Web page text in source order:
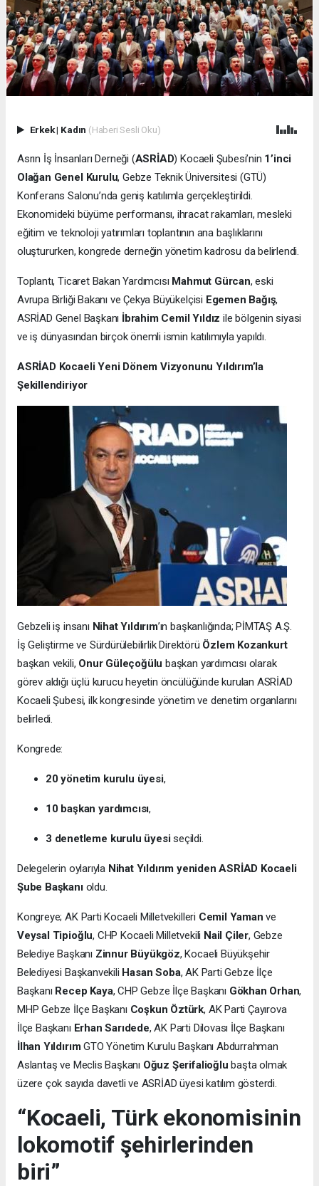
Erkek| Kadın (Haberi Sesli Oku)
Asrın İş İnsanları Derneği (ASRİAD) Kocaeli Şubesi’nin 1’inci
Olağan Genel Kurulu, Gebze Teknik Üniversitesi (GTÜ)
Konferans Salonu’nda geniş katılımla gerçekleştirildi.
Ekonomideki büyüme performansı, ihracat rakamları, mesleki
eğitim ve teknoloji yatırımları toplantının ana başlıklarını
oluştururken, kongrede derneğin yönetim kadrosu da belirlendi.
Toplantı, Ticaret Bakan Yardımcısı Mahmut Gürcan, eski
Avrupa Birliği Bakanı ve Çekya Büyükelçisi Egemen Bağış,
ASRİAD Genel Başkanı İbrahim Cemil Yıldız ile bölgenin siyasi
ve iş dünyasından birçok önemli ismin katılımıyla yapıldı.
ASRİAD Kocaeli Yeni Dönem Vizyonunu Yıldırım’la
Şekillendiriyor
Gebzeli iş insanı Nihat Yıldırım’ın başkanlığında; PİMTAŞ A.Ş.
İş Geliştirme ve Sürdürülebilirlik Direktörü Özlem Kozankurt
başkan vekili, Onur Güleçoğülu başkan yardımcısı olarak
görev aldığı üçlü kurucu heyetin öncülüğünde kurulan ASRİAD
Kocaeli Şubesi, ilk kongresinde yönetim ve denetim organlarını
belirledi.
Kongrede:
20 yönetim kurulu üyesi,
10 başkan yardımcısı,
3 denetleme kurulu üyesiseçildi.
Delegelerin oylarıyla Nihat Yıldırım yeniden ASRİAD Kocaeli
Şube Başkanıoldu.
Kongreye; AK Parti Kocaeli Milletvekilleri Cemil Yaman ve
Veysal Tipioğlu, CHP Kocaeli Milletvekili Nail Çiler, Gebze
Belediye Başkanı Zinnur Büyükgöz, Kocaeli Büyükşehir
Belediyesi Başkanvekili Hasan Soba, AK Parti Gebze İlçe
Başkanı Recep Kaya, CHP Gebze İlçe Başkanı Gökhan Orhan,
MHP Gebze İlçe Başkanı Coşkun Öztürk, AK Parti Çayırova
İlçe Başkanı Erhan Sarıdede, AK Parti Dilovası İlçe Başkanı
İlhan YıldırımGTO Yönetim Kurulu Başkanı Abdurrahman
Aslantaş ve Meclis Başkanı Oğuz Şerifalioğlu başta olmak
üzere çok sayıda davetli ve ASRİAD üyesi katılım gösterdi.
“Kocaeli, Türk ekonomisinin
lokomotif şehirlerinden
biri”